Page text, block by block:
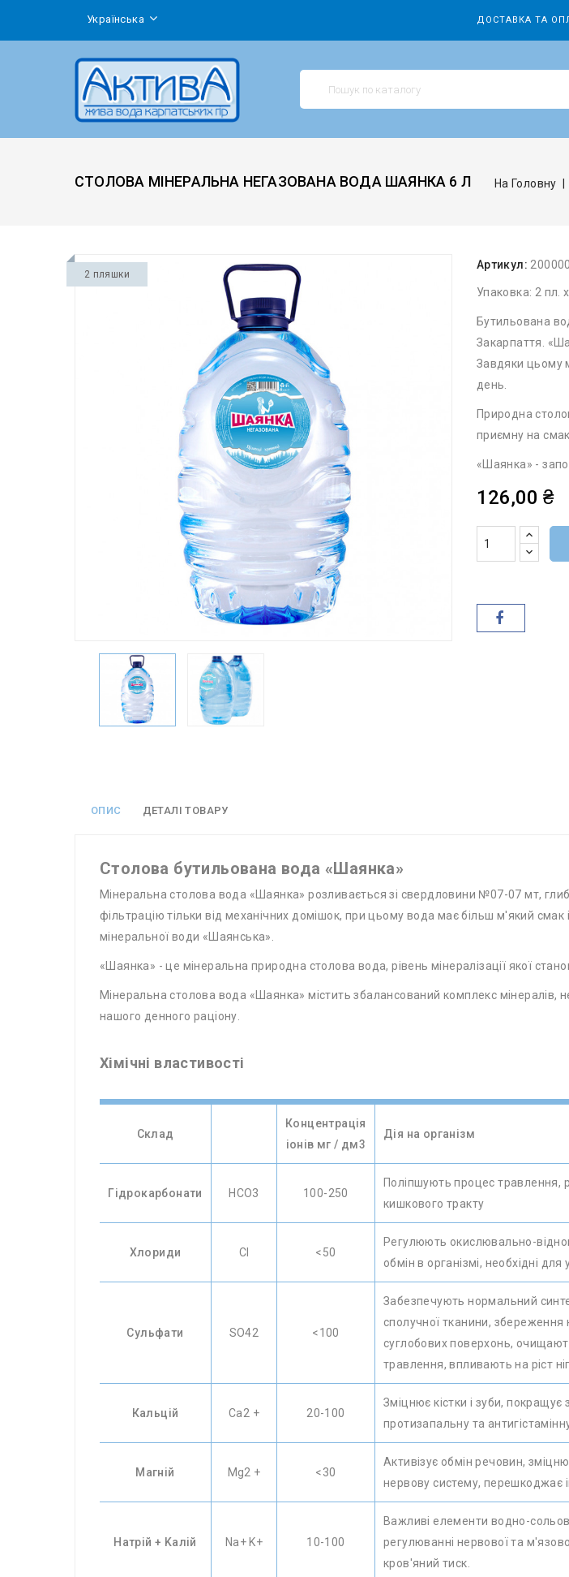
Українська ДОСТАВКА ТА
СТОЛОВА МІНЕРАЛЬНА НЕГАЗОВАНА ВОДА ШАЯНКА 6 Л На Головну
2 пляшки
Артикул:
Упаковка: 2 пл. х
Бутильована
Закарпаття.
Завдяки цьому
день.
Природна
приємну на
«Шаянка» -
126,00 ₴
ОПИС ДЕТАЛІ ТОВАРУ
Столова бутильована вода «Шаянка»
Мінеральна столова вода «Шаянка» розливається зі свердловини №07-07 мт,
фільтрацію тільки від механічних домішок, при цьому вода має більш м'який смак і
мінеральної води «Шаянська».
«Шаянка» - це мінеральна природна столова вода, рівень мінералізації якої
Мінеральна столова вода «Шаянка» містить збалансований комплекс
нашого денного раціону.
Хімічні властивості
Склад
Концентрація
іонів мг / дм3
Дія на організм
Гідрокарбонати НСО3 100-250
Поліпшують процес травлення,
кишкового тракту
Хлориди CI <50
Регулюють окислювально-
обмін в організмі, необхідні
Сульфати SO42 <100
Забезпечують нормальний
сполучної тканини, збереження
суглобових поверхонь,
травлення, впливають на ріст
Кальцій Ca2 + 20-100
Зміцнює кістки і зуби, покращує
протизапальну та
Магній Mg2 + <30
Активізує обмін речовин,
нервову систему, перешкоджає
Натрій + Kалій Na+ K+ 10-100
Важливі елементи водно-
регулюванні нервової та
кров'яний тиск.